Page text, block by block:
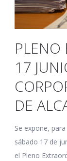
PLENO
17
DE
Se expone,
sábado 17 de
el Pleno